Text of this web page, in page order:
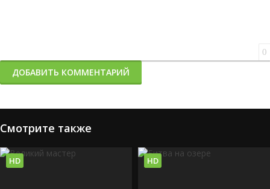
0
ДОБАВИТЬ КОММЕНТАРИЙ
Смотрите также
HD HD